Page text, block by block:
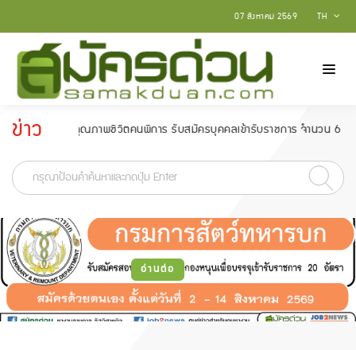
TH
07 สิงหาคม 2569
ข่าว
ประกาศ
ะพัฒนาคุณภาพชีวิตคนพิการ รับสมัครบุคคลเข้ารับราชการ จำนวน 6 อัตรา สมั
-
อ่านต่อ